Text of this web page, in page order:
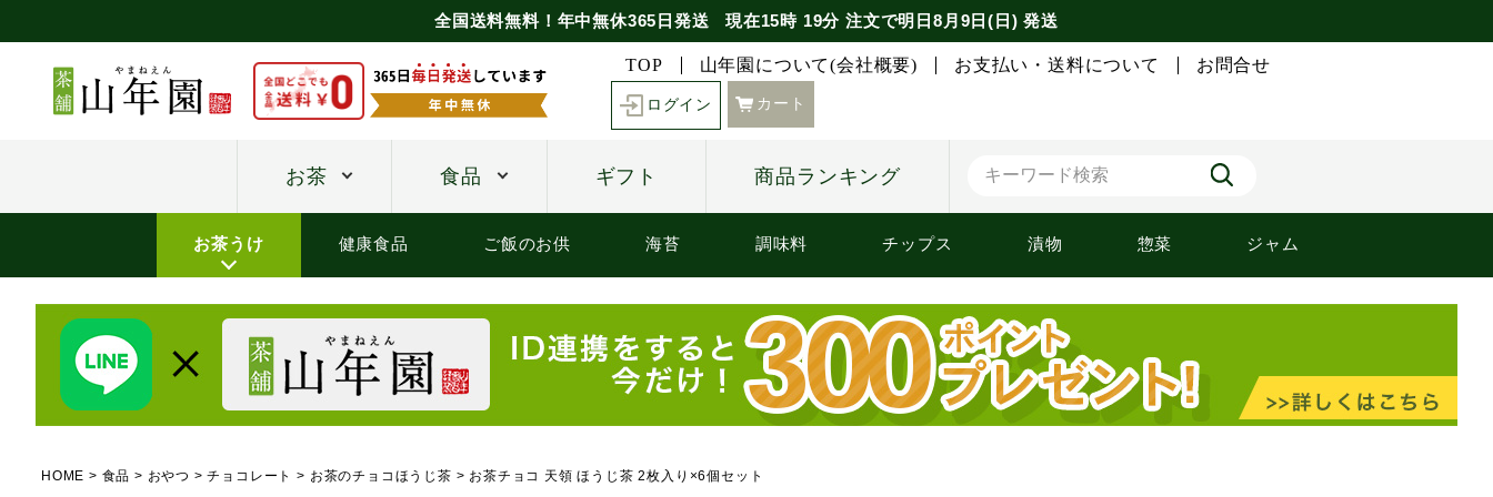
全国送料無料！年中無休365日発送 現在15時 19分 注文で明日8月9日(日) 発送
TOP 山年園について(会社概要) お支払い・送料について お問合せ
ログイン カート
お茶 食品 ギフト 商品ランキング
お茶うけ 健康食品 ご飯のお供 海苔 調味料 チップス 漬物 惣菜 ジャム
HOME 食品 おやつ チョコレート お茶のチョコほうじ茶 お茶チョコ 天領 ほうじ茶 2枚入り×6個セット